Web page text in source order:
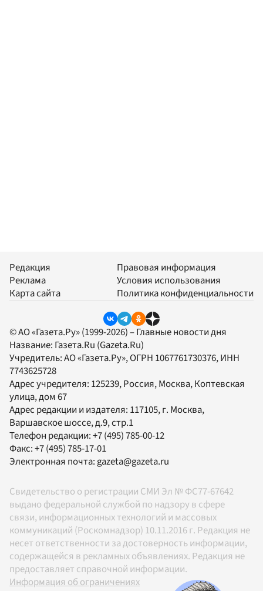
Редакция
Реклама
Карта сайта
Правовая информация
Условия использования
Политика конфиденциальности
© АО «Газета.Ру» (1999-2026) – Главные новости дня
Название: Газета.Ru (Gazeta.Ru)
Учредитель:АО «Газета.Ру», ОГРН 1067761730376, ИНН
7743625728
Адрес учредителя: 125239, Россия, Москва, Коптевская
улица, дом 67
Адрес редакции и издателя: 117105, г. Москва,
Варшавское шоссе, д.9, стр.1
Телефон редакции:+7 (495) 785-00-12
Факс:+7 (495) 785-17-01
Электронная почта:gazeta@gazeta.ru
Свидетельство о регистрации СМИ Эл № ФС77-67642
выдано федеральной службой по надзору в сфере
связи, информационных технологий и массовых
коммуникаций (Роскомнадзор) 10.11.2016 г. Редакция не
несет ответственности за достоверность информации,
содержащейся в рекламных объявлениях. Редакция не
предоставляет справочной информации.
Информация об ограничениях